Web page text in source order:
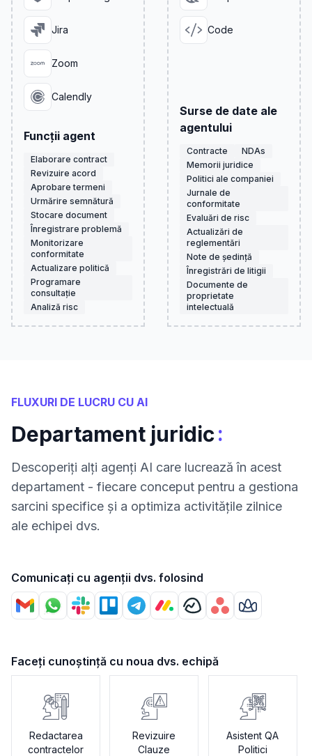
Jira
Zoom
Calendly
Funcții agent
Elaborare contract
Revizuire acord
Aprobare termeni
Urmărire semnătură
Stocare document
Înregistrare problemă
Monitorizare
conformitate
Actualizare politică
Programare
consultație
Analiză risc
Code
Surse de date ale
agentului
Contracte
NDAs
Memorii juridice
Politici ale companiei
Jurnale de
conformitate
Evaluări de risc
Actualizări de
reglementări
Note de ședință
Înregistrări de litigii
Documente de
proprietate
intelectuală
FLUXURI DE LUCRU CU AI
Departament juridic:
Descoperiți alți agenți AI care lucrează în acest
departament - fiecare conceput pentru a gestiona
sarcini specifice și a optimiza activitățile zilnice
ale echipei dvs.
Comunicați cu agenții dvs. folosind
Faceți cunoștință cu noua dvs. echipă
Redactarea
contractelor
Revizuire
Clauze
Asistent QA
Politici